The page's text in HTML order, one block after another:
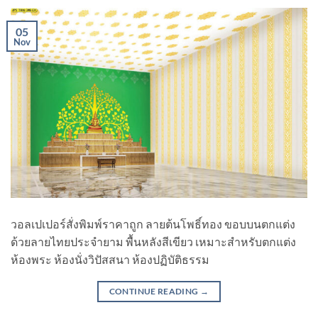
05
Nov
วอลเปเปอร์สั่งพิมพ์ราคาถูก ลายต้นโพธิ์ทอง ขอบบนตกแต่ง
ด้วยลายไทยประจำยาม พื้นหลังสีเขียว เหมาะสำหรับตกแต่ง
ห้องพระ ห้องนั่งวิปัสสนา ห้องปฏิบัติธรรม
CONTINUE READING →